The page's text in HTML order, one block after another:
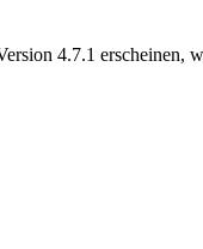
4.7.1 erscheinen,